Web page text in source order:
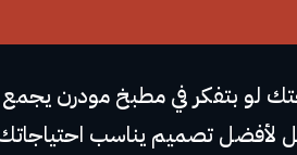
في مطبخ مودرن يجمع بين
تصميم يناسب احتياجاتك